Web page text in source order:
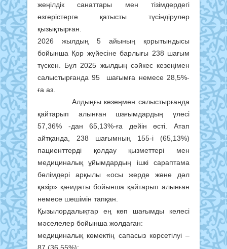
жеңілдік санаттары мен тізімдердегі
өзгерістерге қатысты түсіндірулер
қызықтырған.
2026 жылдың 5 айының қорытындысы
бойынша Қор жүйесіне барлығы 238 шағым
түскен. Бұл 2025 жылдың сәйкес кезеңімен
салыстырғанда 95 шағымға немесе 28,5%-
ға аз.
Алдыңғы кезеңмен салыстырғанда
қайтарып алынған шағымдардың үлесі
57,36% -дан 65,13%-ға дейін өсті. Атап
айтқанда, 238 шағымның 155-і (65,13%)
пациенттерді қолдау қызметтері мен
медициналық ұйымдардың ішкі сараптама
бөлімдері арқылы «осы жерде және дәл
қазір» қағидаты бойынша қайтарып алынған
немесе шешімін тапқан.
Қызылордалықтар ең көп шағымды келесі
мәселелер бойынша жолдаған:
медициналық көмектің сапасыз көрсетілуі –